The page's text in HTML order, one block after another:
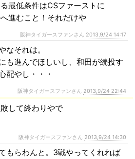
最低条件はCSファーストに
進むこと！それだけや
阪神タイガースファンさん 2013,9/24 14:17
なそれは。
も進んでほしいし、和田が続投す
配やし・・・
阪神タイガースファンさん 2013,9/24 22:44
して終わりやで
阪神タイガースファンさん 2013,9/24 14:30
もらわんと。3戦やってくれれば